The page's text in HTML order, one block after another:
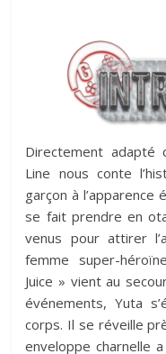
Directement adapté
Line nous conte
garçon à l’apparence
se fait prendre en
venus pour attirer
femme super-
Juice » vient au
événements, Yuta
corps. Il se réveille
enveloppe charnelle